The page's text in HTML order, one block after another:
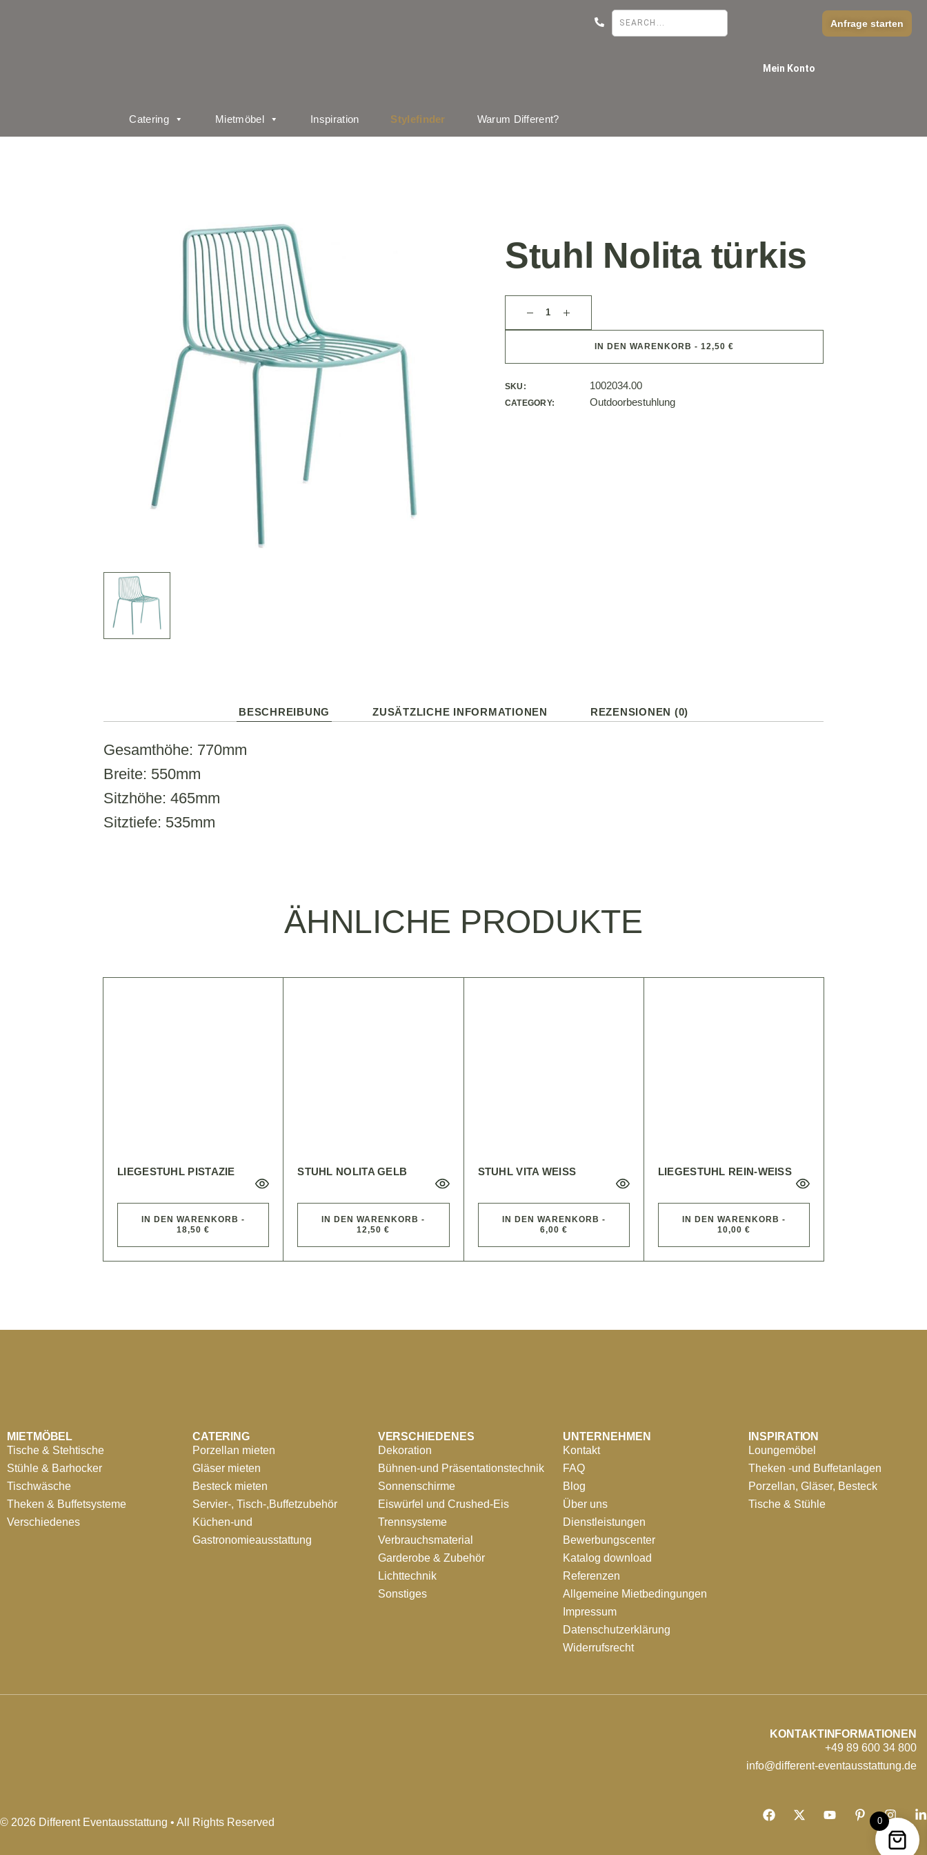
Catering Mietmöbel Inspiration Stylefinder Warum Different?
Mein Konto
Anfrage starten
Stuhl Nolita türkis
IN DEN WARENKORB - 12,50 €
SKU: 1002034.00
CATEGORY: Outdoorbestuhlung
BESCHREIBUNG ZUSÄTZLICHE INFORMATIONEN REZENSIONEN (0)
Gesamthöhe: 770mm
Breite: 550mm
Sitzhöhe: 465mm
Sitztiefe: 535mm
ÄHNLICHE PRODUKTE
LIEGESTUHL PISTAZIE
IN DEN WARENKORB -
18,50 €
STUHL NOLITA GELB
IN DEN WARENKORB -
12,50 €
STUHL VITA WEISS
IN DEN WARENKORB -
6,00 €
LIEGESTUHL REIN-WEISS
IN DEN WARENKORB -
10,00 €
MIETMÖBEL
Tische & Stehtische
Stühle & Barhocker
Tischwäsche
Theken & Buffetsysteme
Verschiedenes
CATERING
Porzellan mieten
Gläser mieten
Besteck mieten
Servier-, Tisch-,Buffetzubehör
Küchen-und
Gastronomieausstattung
VERSCHIEDENES
Dekoration
Bühnen-und Präsentationstechnik
Sonnenschirme
Eiswürfel und Crushed-Eis
Trennsysteme
Verbrauchsmaterial
Garderobe & Zubehör
Lichttechnik
Sonstiges
UNTERNEHMEN
Kontakt
FAQ
Blog
Über uns
Dienstleistungen
Bewerbungscenter
Katalog download
Referenzen
Allgemeine Mietbedingungen
Impressum
Datenschutzerklärung
Widerrufsrecht
INSPIRATION
Loungemöbel
Theken -und Buffetanlagen
Porzellan, Gläser, Besteck
Tische & Stühle
KONTAKTINFORMATIONEN
+49 89 600 34 800
info@different-eventausstattung.de
© 2026 Different Eventausstattung • All Rights Reserved 0